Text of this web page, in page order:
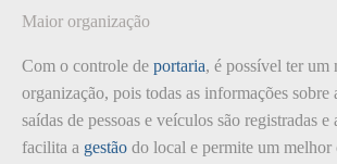
Maior organização
Com o controle de portaria, é possível ter um
organização, pois todas as informações sobre
saídas de pessoas e veículos são registradas e
facilita a gestão do local e permite um melhor